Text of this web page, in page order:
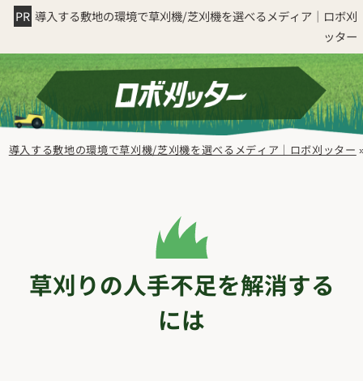
導入する敷地の環境で草刈機/芝刈機を選べるメディア｜ロボ刈
ッター
導入する敷地の環境で草刈機/芝刈機を選べるメディア｜ロボ刈ッター
草刈りの人手不足を解消する
には